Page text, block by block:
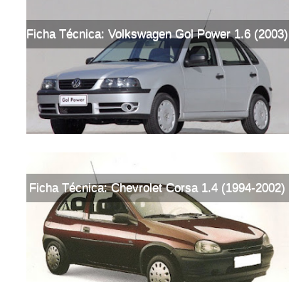
Ficha Técnica: Volkswagen Gol Power 1.6 (2003)
Ficha Técnica: Chevrolet Corsa 1.4 (1994-2002)